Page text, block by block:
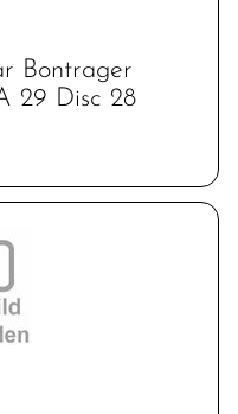
Bontrager
29 Disc 28